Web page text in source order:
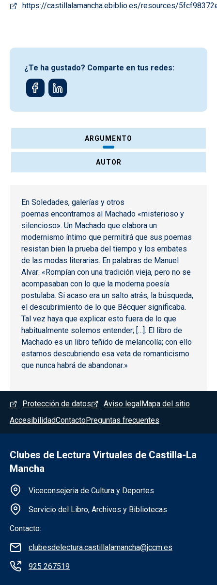
https://castillalamancha.ebiblio.es/resources/
¿Te ha gustado? Comparte en tus redes:
ARGUMENTO
AUTOR
En Soledades, galerías y otros
poemas encontramos al Machado «misterioso y
silencioso». Un Machado que elabora un
modernismo íntimo que permitirá que sus poemas
resistan bien la prueba del tiempo y los embates
de las modas literarias. En palabras de Manuel
Alvar: «Rompían con una tradición vieja, pero no se
acompasaban con lo que la moderna poesía
postulaba. Si acaso era un salto atrás, la búsqueda,
el descubrimiento de lo que Bécquer significaba.
Tal vez haya que explicar esto fuera de lo que
habitualmente solemos entender; […]. El libro de
Machado es un libro teñido de melancolía; con ello
estamos descubriendo esa veta de romanticismo
que nunca habrá de abandonar.»
Menú del pie
Protección de datos Aviso legal Mapa del sitio
AccesibilidadContactoPreguntas frecuentes
Clubes de Lectura Virtuales de Castilla-La
Mancha
Información de la institución
Viceconsejeria de Cultura y Deportes
Servicio del Libro, Archivos y Bibliotecas
Contacto:
clubesdelectura.castillalamancha@jccm.es
925 267519